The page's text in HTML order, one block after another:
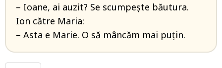
– Ioane, ai auzit? Se scumpește băutura.
Ion către Maria:
– Asta e Marie. O să mâncăm mai puțin.